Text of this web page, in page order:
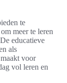
te
meer te leren
educatieve
als
voor
vol leren en